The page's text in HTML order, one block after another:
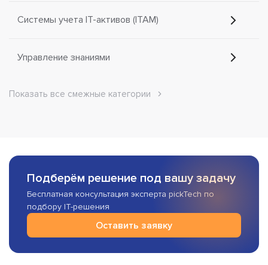
Системы учета IT-активов (ITAM)
Управление знаниями
Показать все смежные категории
Подберём решение под вашу задачу
Бесплатная консультация эксперта pickTech по
подбору IT-решения
Оставить заявку